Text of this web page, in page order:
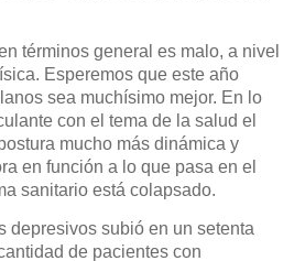
términos general es malo, a nivel
Esperemos que este año
sea muchísimo mejor. En lo
con el tema de la salud el
mucho más dinámica y
en función a lo que pasa en el
sanitario está colapsado.
depresivos subió en un setenta
de pacientes con